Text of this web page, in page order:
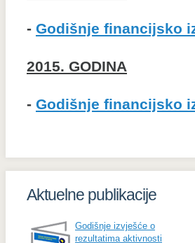
- Godišnje financijsko
2015. GODINA
- Godišnje financijsko
Aktuelne publikacije
Godišnje izvješće o
rezultatima aktivnosti